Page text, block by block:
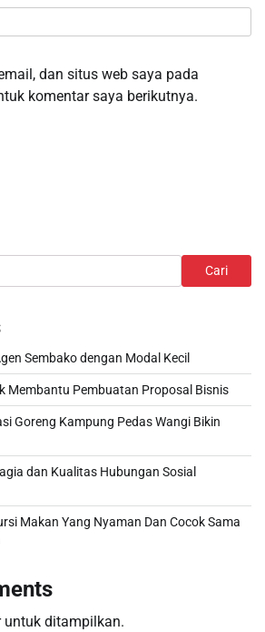
dan situs web saya pada
komentar saya berikutnya.
Cari
Sembako dengan Modal Kecil
Membantu Pembuatan Proposal Bisnis
Goreng Kampung Pedas Wangi Bikin
dan Kualitas Hubungan Sosial
Makan Yang Nyaman Dan Cocok Sama
ditampilkan.